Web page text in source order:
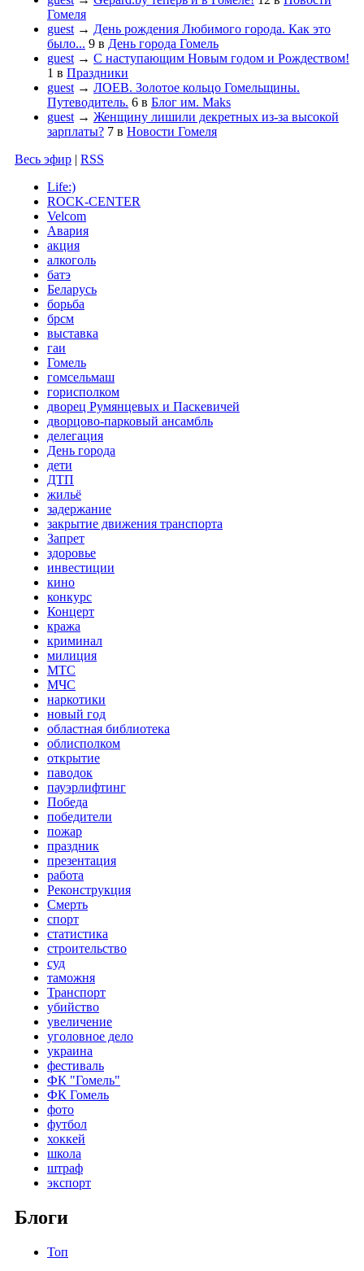
Гомеля
guest → День рождения Любимого города. Как это
было... 9 в День города Гомель
guest → С наступающим Новым годом и Рождеством!
1 в Праздники
guest → ЛОЕВ. Золотое кольцо Гомельщины.
Путеводитель. 6 в Блог им. Maks
guest → Женщину лишили декретных из-за высокой
зарплаты? 7 в Новости Гомеля
Весь эфир | RSS
Life:)
ROCK-CENTER
Velcom
Авария
акция
алкоголь
батэ
Беларусь
борьба
брсм
выставка
гаи
Гомель
гомсельмаш
горисполком
дворец Румянцевых и Паскевичей
дворцово-парковый ансамбль
делегация
День города
дети
ДТП
жильё
задержание
закрытие движения транспорта
Запрет
здоровье
инвестиции
кино
конкурс
Концерт
кража
криминал
милиция
МТС
МЧС
наркотики
новый год
областная библиотека
облисполком
открытие
паводок
пауэрлифтинг
Победа
победители
пожар
праздник
презентация
работа
Реконструкция
Смерть
спорт
статистика
строительство
суд
таможня
Транспорт
убийство
увеличение
уголовное дело
украина
фестиваль
ФК "Гомель"
ФК Гомель
фото
футбол
хоккей
школа
штраф
экспорт
Блоги
Топ